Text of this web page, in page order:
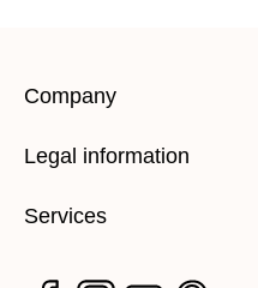
Company
Legal information
Services